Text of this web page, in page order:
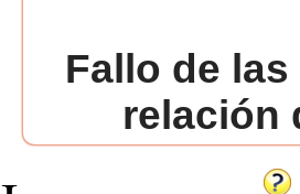
Fallo de
relación